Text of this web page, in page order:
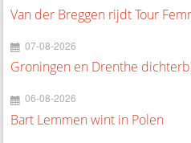
Van der Breggen rijdt Tour
07-08-2026
Groningen en Drenthe
06-08-2026
Bart Lemmen wint in Polen